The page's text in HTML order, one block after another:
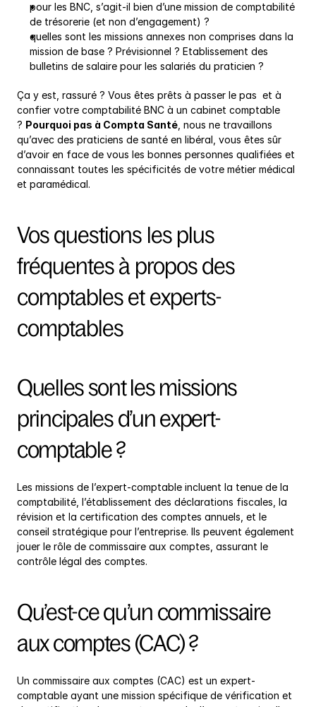
pour les BNC, s’agit-il bien d’une mission de comptabilité
de trésorerie (et non d’engagement) ?
quelles sont les missions annexes non comprises dans la
mission de base ? Prévisionnel ? Etablissement des
bulletins de salaire pour les salariés du praticien ?
Ça y est, rassuré ? Vous êtes prêts à passer le pas  et à
confier votre comptabilité BNC à un cabinet comptable
? Pourquoi pas à Compta Santé , nous ne travaillons
qu’avec des praticiens de santé en libéral, vous êtes sûr
d’avoir en face de vous les bonnes personnes qualifiées et
connaissant toutes les spécificités de votre métier médical
et paramédical.
Vos questions les plus
fréquentes à propos des
comptables et experts-
comptables
Quelles sont les missions
principales d’un expert-
comptable ?
Les missions de l’expert-comptable incluent la tenue de la
comptabilité, l’établissement des déclarations fiscales, la
révision et la certification des comptes annuels, et le
conseil stratégique pour l’entreprise. Ils peuvent également
jouer le rôle de commissaire aux comptes, assurant le
contrôle légal des comptes.
Qu’est-ce qu’un commissaire
aux comptes (CAC) ?
Un commissaire aux comptes (CAC) est un expert-
comptable ayant une mission spécifique de vérification et